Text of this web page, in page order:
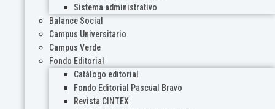
Sistema administrativo
Balance Social
Campus Universitario
Campus Verde
Fondo Editorial
Catálogo editorial
Fondo Editorial Pascual Bravo
Revista CINTEX